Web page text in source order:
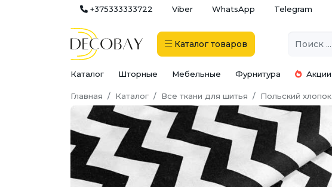
+375333333722 Viber WhatsApp Telegram
Каталог товаров
Каталог Шторные Мебельные Фурнитура Акции
Главная Каталог Все ткани для шитья Польский хлопок